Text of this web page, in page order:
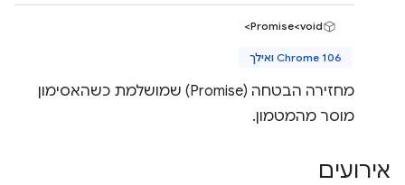
Promise<void>
Chrome 106 ואילך
מחזירה הבטחה (Promise) שמושלמת כשהאסימון
מוסר מהמטמון.
אירועים